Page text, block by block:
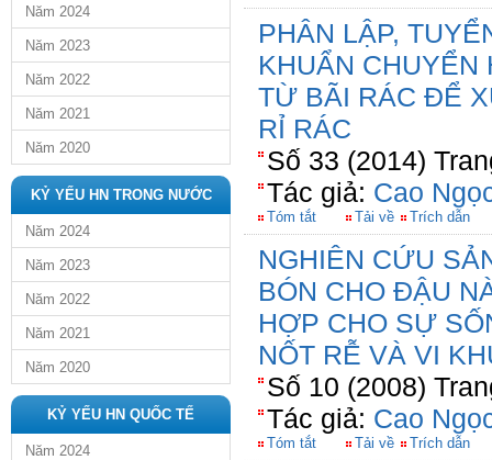
Năm 2024
Năm 2023
Năm 2022
Năm 2021
Năm 2020
KỶ YẾU HN TRONG NƯỚC
Năm 2024
Năm 2023
Năm 2022
Năm 2021
Năm 2020
KỶ YẾU HN QUỐC TẾ
Năm 2024
PHÂN LẬP,
KHUẨN CHUYỂN
TỪ BÃI RÁC ĐỂ
RỈ RÁC
Số 33 (2014)
Tác giả: Cao
Tóm tắt Tải về Trích dẫn
NGHIÊN CỨU
BÓN CHO ĐẬU
HỢP CHO SỰ
NỐT RỄ VÀ VI
Số 10 (2008)
Tác giả: Cao
Tóm tắt Tải về Trích dẫn